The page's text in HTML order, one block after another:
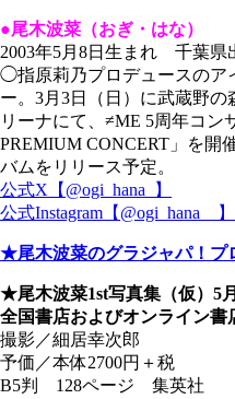
●尾木波菜（おぎ・はな）
2003年5月8日生まれ 千葉
◯指原莉乃プロデュースのア
ー。3月3日（日）に武蔵野
リーナにて、≠ME 5周年コン
PREMIUM CONCERT」を開
バムをリリース予定。
公式X【@ogi_hana_】
公式Instagram【@ogi_hana__】
★尾木波菜のグラジャパ！プ
★尾木波菜1st写真集（仮）5
全国書店およびオンライン書
撮影／細居幸次郎
予価／本体2700円＋税
B5判 128ページ 集英社